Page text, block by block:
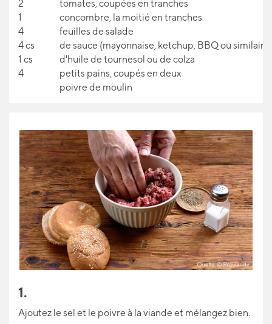
2
tomates, coupées en tranches
1
concombre, la moitié en tranches
4
feuilles de salade
4 cs
de sauce (mayonnaise, ketchup, BBQ ou similaire)
1 cs
d'huile de tournesol ou de colza
4
petits pains, coupés en deux
poivre de moulin
1.
Ajoutez le sel et le poivre à la viande et mélangez bien.